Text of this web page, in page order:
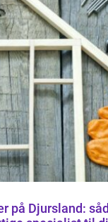
på Djursland: